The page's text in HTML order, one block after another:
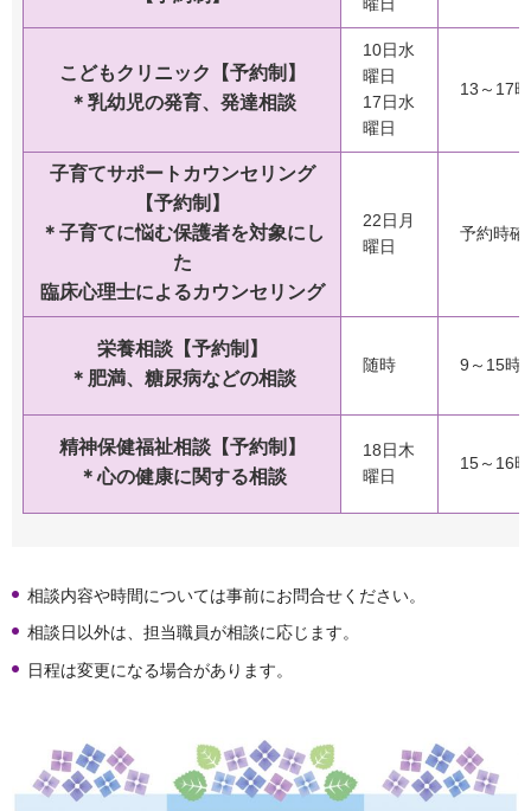
曜日
こどもクリニック【予約制】
＊乳幼児の発育、発達相談
10日水
曜日
17日水
曜日
13～17時
子育てサポートカウンセリング
【予約制】
＊子育てに悩む保護者を対象にし
た
臨床心理士によるカウンセリング
22日月
曜日
予約時確
栄養相談【予約制】
＊肥満、糖尿病などの相談
随時 9～15時
精神保健福祉相談【予約制】
＊心の健康に関する相談
18日木
曜日
15～16時
相談内容や時間については事前にお問合せください。
相談日以外は、担当職員が相談に応じます。
日程は変更になる場合があります。